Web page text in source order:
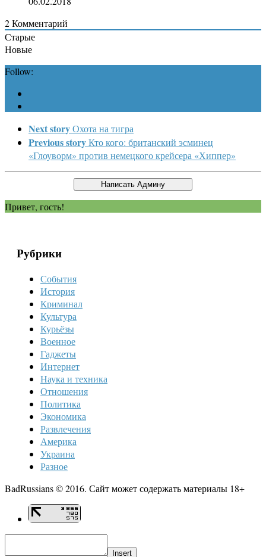
2Комментарий
Старые
Новые
Follow:
Next storyОхота на тигра
Previous storyКто кого: британский эсминец
«Глоуворм» против немецкого крейсера «Хиппер»
Привет, гость!
Рубрики
События
История
Криминал
Культура
Курьёзы
Военное
Гаджеты
Интернет
Наука и техника
Отношения
Политика
Экономика
Развлечения
Америка
Украина
Разное
BadRussians © 2016. Сайт может содержать материалы 18+
Insert